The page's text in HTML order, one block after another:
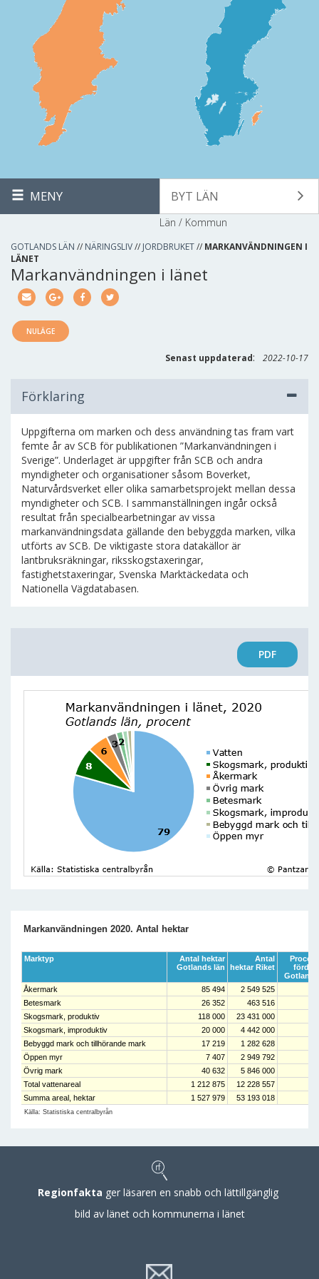
MENY BYT LÄN
Län / Kommun
GOTLANDS LÄN // NÄRINGSLIV// JORDBRUKET// MARKANVÄNDNINGEN I
LÄNET
Markanvändningen i länet
NULÄGE
Senast uppdaterad: 2022-10-17
Förklaring
Uppgifterna om marken och dess användning tas fram vart
femte år av SCB för publikationen ”Markanvändningen i
Sverige”. Underlaget är uppgifter från SCB och andra
myndigheter och organisationer såsom Boverket,
Naturvårdsverket eller olika samarbetsprojekt mellan dessa
myndigheter och SCB. I sammanställningen ingår också
resultat från specialbearbetningar av vissa
markanvändningsdata gällande den bebyggda marken, vilka
utförts av SCB. De viktigaste stora datakällor är
lantbruksräkningar, riksskogstaxeringar,
fastighetstaxeringar, Svenska Marktäckedata och
Nationella Vägdatabasen.
PDF
Markanvändningen 2020. Antal hektar
Marktyp
Antal hektar
Gotlands län
Antal
hektar Riket
Åkermark
85 494
2 549 525
Betesmark
26 352
463 516
Skogsmark, produktiv
118 000
23 431 000
Skogsmark, improduktiv
20 000
4 442 000
Bebyggd mark och tillhörande mark
17 219
1 282 628
Öppen myr
7 407
2 949 792
Övrig mark
40 632
5 846 000
Total vattenareal
1 212 875 12 228 557
Summa areal, hektar
1 527 979 53 193 018
Källa: Statistiska centralbyrån
Regionfakta ger läsaren en snabb och lättillgänglig
bild av länet och kommunerna i länet